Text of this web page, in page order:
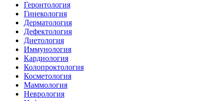
Геронтология
Гинекология
Дерматология
Дефектология
Диетология
Иммунология
Кардиология
Колопроктология
Косметология
Маммология
Неврология